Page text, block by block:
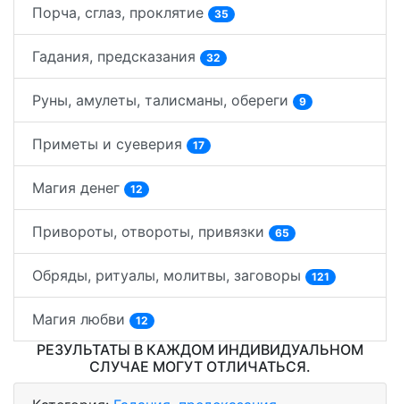
Порча, сглаз, проклятие 35
Гадания, предсказания 32
Руны, амулеты, талисманы, обереги 9
Приметы и суеверия 17
Магия денег 12
Привороты, отвороты, привязки 65
Обряды, ритуалы, молитвы, заговоры 121
Магия любви 12
РЕЗУЛЬТАТЫ В КАЖДОМ ИНДИВИДУАЛЬНОМ
СЛУЧАЕ МОГУТ ОТЛИЧАТЬСЯ.